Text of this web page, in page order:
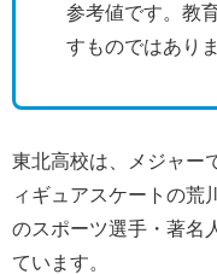
参考値です。教
すものではあり
東北高校は、メジャー
ィギュアスケートの荒
のスポーツ選手・著名
ています。